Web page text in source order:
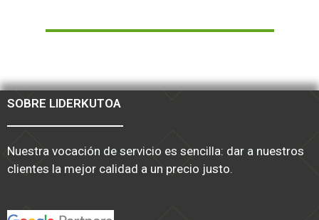
SOBRE LIDERKUTOA
Nuestra vocación de servicio es sencilla: dar a nuestros
clientes la mejor calidad a un precio justo.